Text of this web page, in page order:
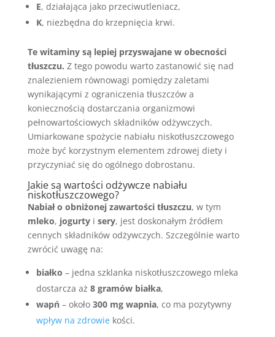
E, działająca jako przeciwutleniacz,
K, niezbędna do krzepnięcia krwi.
Te witaminy są lepiej przyswajane w obecności
tłuszczu. Z tego powodu warto zastanowić się nad
znalezieniem równowagi pomiędzy zaletami
wynikającymi z ograniczenia tłuszczów a
koniecznością dostarczania organizmowi
pełnowartościowych składników odżywczych.
Umiarkowane spożycie nabiału niskotłuszczowego
może być korzystnym elementem zdrowej diety i
przyczyniać się do ogólnego dobrostanu.
Jakie są wartości odżywcze nabiału
niskotłuszczowego?
Nabiał o obniżonej zawartości tłuszczu, w tym
mleko, jogurtyi sery, jest doskonałym źródłem
cennych składników odżywczych. Szczególnie warto
zwrócić uwagę na:
białko – jedna szklanka niskotłuszczowego mleka
dostarcza aż 8 gramów białka,
wapń– około 300 mg wapnia, co ma pozytywny
wpływ na zdrowiekości.